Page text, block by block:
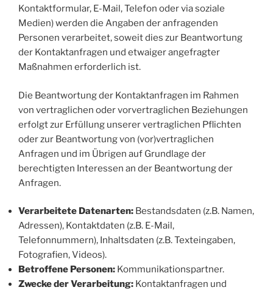
Kontaktformular, E-Mail, Telefon oder via soziale
Medien) werden die Angaben der anfragenden
Personen verarbeitet, soweit dies zur Beantwortung
der Kontaktanfragen und etwaiger angefragter
Maßnahmen erforderlich ist.
Die Beantwortung der Kontaktanfragen im Rahmen
von vertraglichen oder vorvertraglichen Beziehungen
erfolgt zur Erfüllung unserer vertraglichen Pflichten
oder zur Beantwortung von (vor)vertraglichen
Anfragen und im Übrigen auf Grundlage der
berechtigten Interessen an der Beantwortung der
Anfragen.
Verarbeitete Datenarten: Bestandsdaten (z.B. Namen,
Adressen), Kontaktdaten (z.B. E-Mail,
Telefonnummern), Inhaltsdaten (z.B. Texteingaben,
Fotografien, Videos).
Betroffene Personen: Kommunikationspartner.
Zwecke der Verarbeitung: Kontaktanfragen und